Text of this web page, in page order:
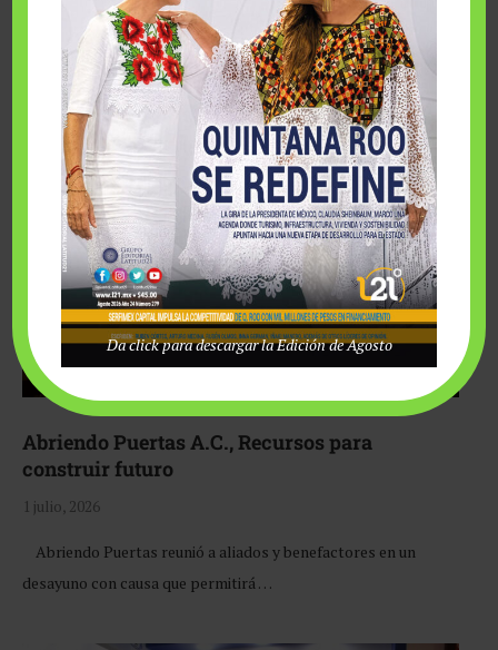
Fairmont Mayakoba y Make-A-Wish México unieron
esfuerzos para hacer realidad el deseo de una …
Abriendo Puertas A.C., Recursos para
construir futuro
1 julio, 2026
Abriendo Puertas reunió a aliados y benefactores en un
desayuno con causa que permitirá …
Da click para descargar la Edición de Agosto